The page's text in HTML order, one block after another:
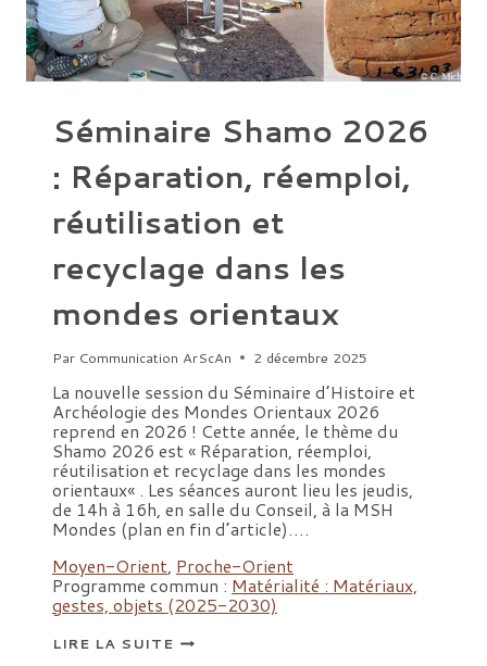
Séminaire Shamo 2026
: Réparation, réemploi,
réutilisation et
recyclage dans les
mondes orientaux
Par Communication ArScAn 2 décembre 2025
La nouvelle session du Séminaire d’Histoire et
Archéologie des Mondes Orientaux 2026
reprend en 2026 ! Cette année, le thème du
Shamo 2026 est « Réparation, réemploi,
réutilisation et recyclage dans les mondes
orientaux« . Les séances auront lieu les jeudis,
de 14h à 16h, en salle du Conseil, à la MSH
Mondes (plan en fin d’article)….
Moyen-Orient, Proche-Orient
Programme commun : Matérialité : Matériaux,
gestes, objets (2025-2030)
LIRE LA SUITESÉMINAIRE
SHAMO